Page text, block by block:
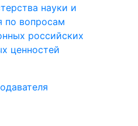
науки и
по вопросам
российских
ценностей